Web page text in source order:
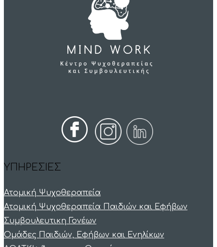
ΥΠΗΡΕΣΙΕΣ
Ατομική Ψυχοθεραπεία
Ατομική Ψυχοθεραπεία Παιδιών και Εφήβων
Συμβουλευτικη Γονέων
Ομάδες Παιδιών, Εφήβων και Ενηλίκων